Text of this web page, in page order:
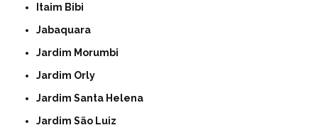
Itaim Bibi
Jabaquara
Jardim Morumbi
Jardim Orly
Jardim Santa Helena
Jardim São Luiz